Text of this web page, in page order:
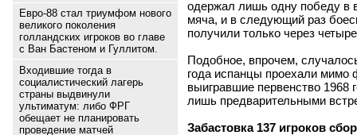
Евро-88 стал триумфом нового
великого поколения
голландских игроков во главе
с Ван Бастеном и Гуллитом.
Входившие тогда в
социалистический лагерь
страны выдвинули
ультиматум: либо ФРГ
обещает не планировать
проведение матчей
одержал лишь одну победу в
мяча, и в следующий раз
получили только через
Подобное, впрочем,
года испанцы проехали мимо
выигравшие первенство 1968
лишь предварительными
Забастовка 137 игроков